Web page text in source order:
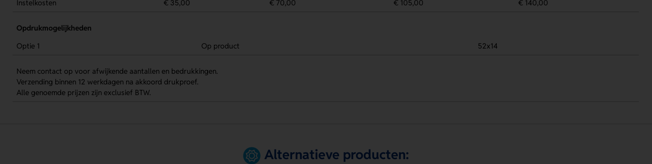
Instelkosten
€ 35,00 € 70,00 € 105,00 € 140,00
Opdrukmogelijkheden
Optie 1
Op product 52x14
Neem contact op voor afwijkende aantallen en bedrukkingen.
Verzending binnen 12 werkdagen na akkoord drukproef.
Alle genoemde prijzen zijn exclusief BTW.
Alternatieve producten: